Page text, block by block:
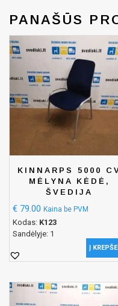
PANAŠŪS
KINNARPS 5000
MĖLYNA KĖDĖ,
ŠVEDIJA
€ 79.00 Kaina be PVM
Kodas: K123
Sandėlyje: 1
Į